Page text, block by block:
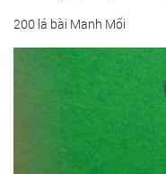
200 lá bài Manh Mối